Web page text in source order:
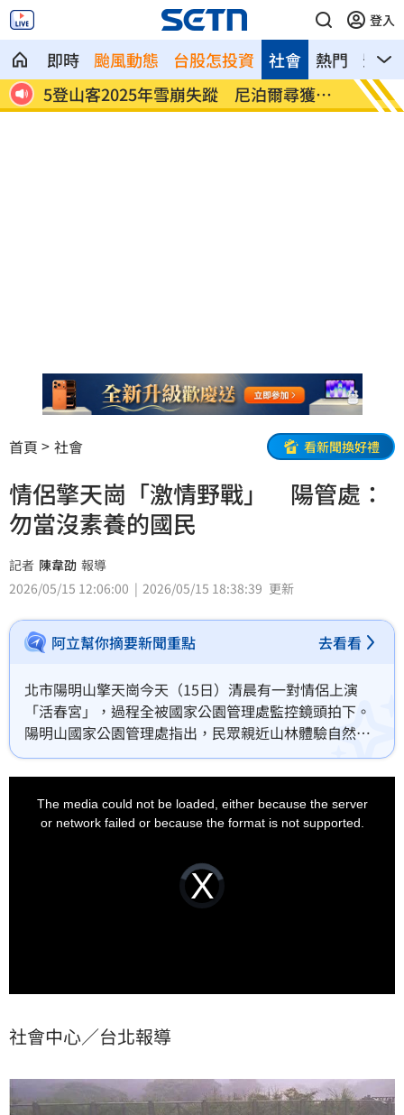
登入
即時 颱風動態 台股怎投資 熱門 影音
社會
足
5登山客2025年雪崩失蹤 尼泊爾尋獲遺
體
喝錯
首頁 社會 看新聞換好禮
情侶擎天崗「激情野戰」 陽管處：
勿當沒素養的國民
記者 陳韋劭 報導
2026/05/15 12:06:00
2026/05/15 18:38:39 更新
阿立幫你摘要新聞重點 去看看
北市陽明山擎天崗今天（15日）清晨有一對情侶上演
「活春宮」，過程全被國家公園管理處監控鏡頭拍下。
陽明山國家公園管理處指出，民眾親近山林體驗自然，
也要有尊重他人的素養，關於草原休息區的脫序行為，
已主動提供相關影像資料供司法單位進行調查。
Video
Player
loading.
The media could not be loaded, either because the server
or network failed or because the format is not supported.
社會中心／台北報導